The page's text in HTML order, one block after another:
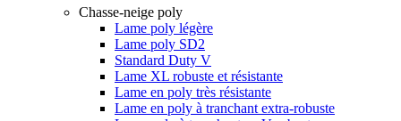
Chasse-neige poly
Lame poly légère
Lame poly SD2
Standard Duty V
Lame XL robuste et résistante
Lame en poly très résistante
Lame en poly à tranchant extra-robuste